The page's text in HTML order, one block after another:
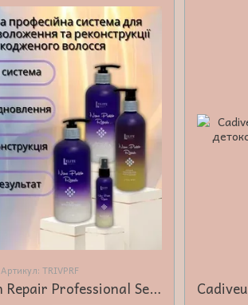
Артикул: TRIVPRF
Nano Protein Repair Professional Set — Реконструкційний шампунь + Глибокий регенератор + Миттєвий регенератор + Термоактивна рідина